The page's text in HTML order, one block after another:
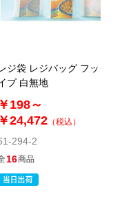
チ20cm(500枚)
カートに入れる
ジ袋 レジバッグ フックタ
プ 白無地
￥198～
￥24,472 （税込）
294-2
16商品